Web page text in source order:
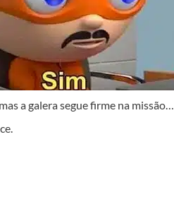
a galera segue firme na missão…